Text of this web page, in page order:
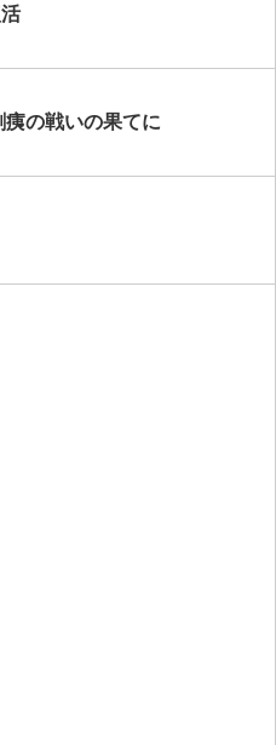
の戦いの果てに